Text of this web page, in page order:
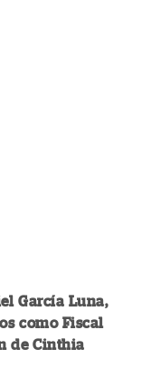
García Luna,
como Fiscal
de Cinthia